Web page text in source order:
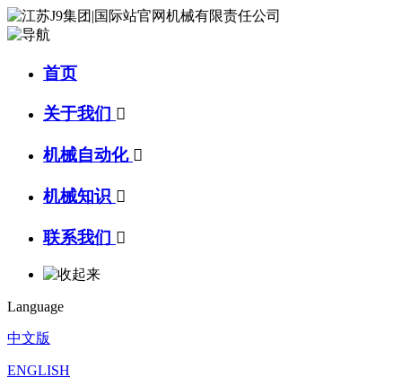
首页
关于我们 
机械自动化 
机械知识 
联系我们 
Language
中文版
ENGLISH